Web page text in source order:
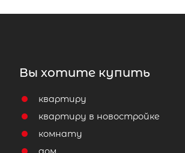
Вы хотите купить
квартиру
квартиру в новостройке
комнату